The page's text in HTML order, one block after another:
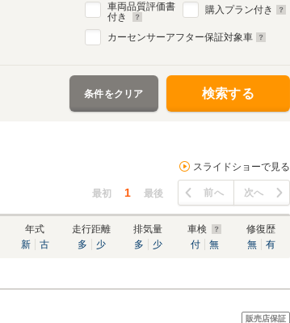
車両品質評価書
付き
購入プラン付き
カーセンサーアフター保証対象車
条件をクリア 検索する
スライドショーで見る
最初 1 最後 前へ 次へ
年式
新
古
走行距離
多
少
排気量
多
少
車検
付
無
修復歴
無
有
販売店保証